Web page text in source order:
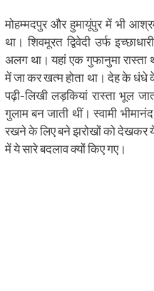
मोहम्मदपुर और हुमायूंपुर में भी
था। शिवमूरत द्विवेदी उर्फ
अलग था। यहां एक गुफानुमा
में जा कर खत्म होता था। देह के
पढ़ी-लिखी लड़कियां रास्ता भूल
गुलाम बन जाती थीं। स्वामी
रखने के लिए बने झरोखों को देखकर ये
में ये सारे बदलाव क्यों किए गए।